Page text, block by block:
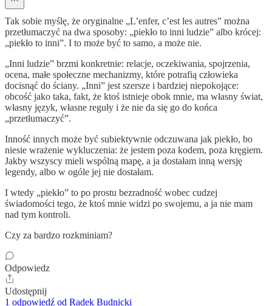
Tak sobie myślę, że oryginalne „L’enfer, c’est les autres” można
przetłumaczyć na dwa sposoby: „piekło to inni ludzie” albo krócej:
„piekło to inni”. I to może być to samo, a może nie.
„Inni ludzie” brzmi konkretnie: relacje, oczekiwania, spojrzenia,
ocena, małe społeczne mechanizmy, które potrafią człowieka
docisnąć do ściany. „Inni” jest szersze i bardziej niepokojące:
obcość jako taka, fakt, że ktoś istnieje obok mnie, ma własny świat,
własny język, własne reguły i że nie da się go do końca
„przetłumaczyć”.
Inność innych może być subiektywnie odczuwana jak piekło, bo
niesie wrażenie wykluczenia: że jestem poza kodem, poza kręgiem.
Jakby wszyscy mieli wspólną mapę, a ja dostałam inną wersję
legendy, albo w ogóle jej nie dostałam.
I wtedy „piekło” to po prostu bezradność wobec cudzej
świadomości tego, że ktoś mnie widzi po swojemu, a ja nie mam
nad tym kontroli.
Czy za bardzo rozkminiam?
Odpowiedz
Udostępnij
1 odpowiedź od Radek Budnicki